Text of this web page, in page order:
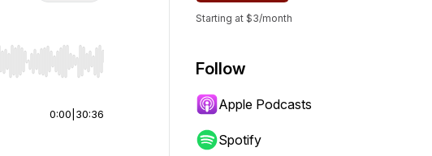
to start or end. Hold shift to jump forward or backward.
0:00 30:36
Starting at $3/month
Follow
Apple Podcasts
Spotify